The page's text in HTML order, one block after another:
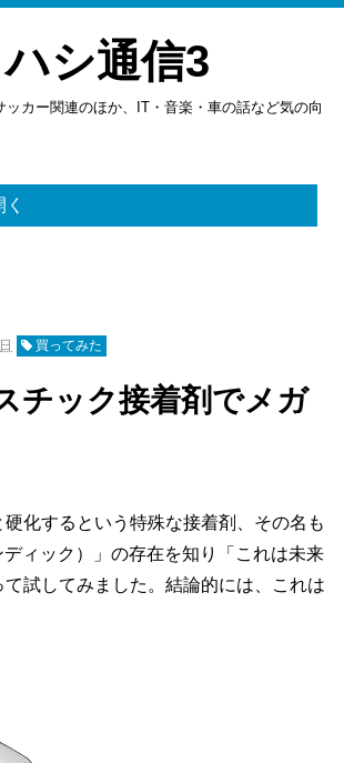
シ通信3
ッカー関連のほか、IT・音楽・車の話など気の向
買ってみた
チック接着剤でメガ
化するという特殊な接着剤、その名も
ディック）」の存在を知り「これは未来
試してみました。結論的には、これは